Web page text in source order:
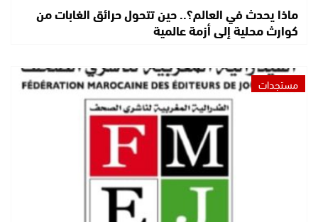
ماذا يحدث في العالم؟.. حين تتحول حرائق الغابات من
كوارث محلية إلى أزمة عالمية
مستجدات